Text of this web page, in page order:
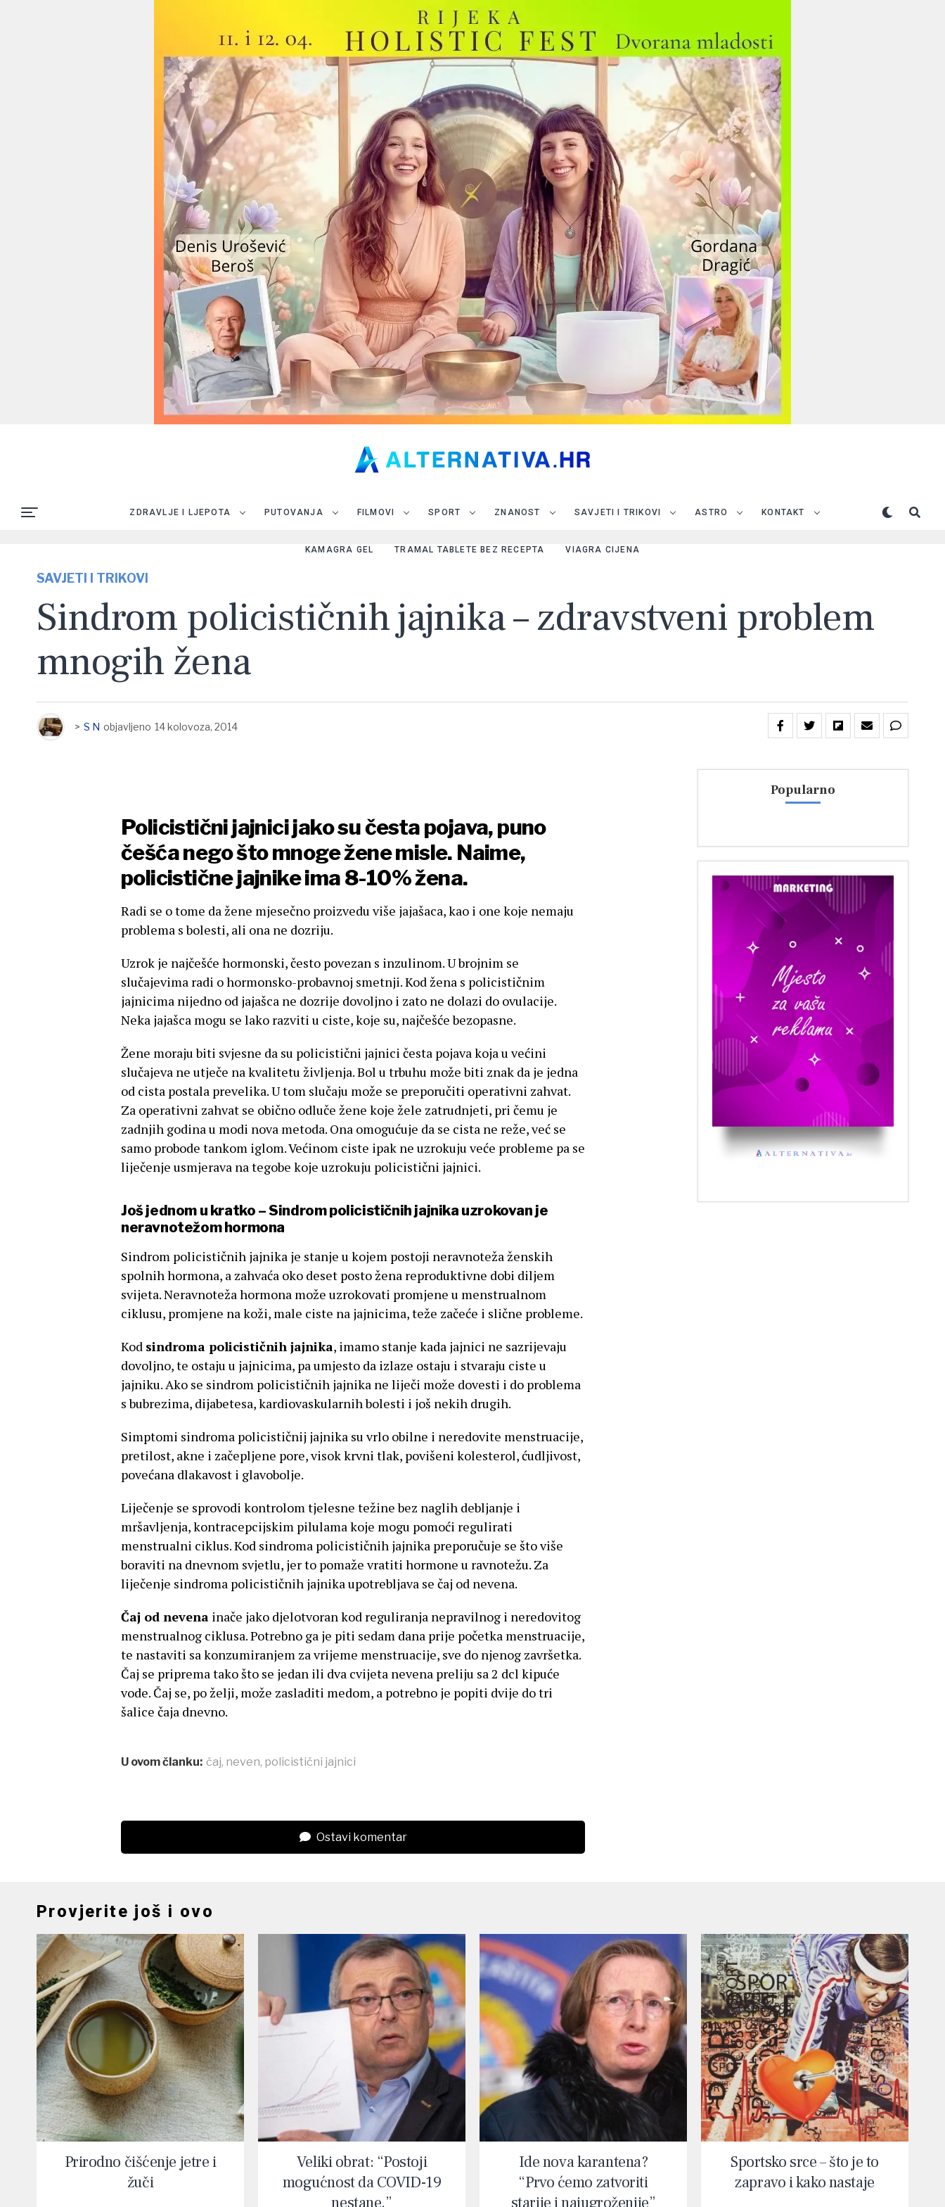
ZDRAVLJE I LJEPOTA PUTOVANJA FILMOVI SPORT ZNANOST SAVJETI I TRIKOVI ASTRO KONTAKT
KAMAGRA GEL TRAMAL TABLETE BEZ RECEPTA VIAGRA CIJENA
SAVJETI I TRIKOVI
Sindrom policističnih jajnika – zdravstveni problem
mnogih žena
> S N objavljeno 14 kolovoza, 2014
Policistični jajnici jako su česta pojava, puno
češća nego što mnoge žene misle. Naime,
policistične jajnike ima 8-10% žena.
Radi se o tome da žene mjesečno proizvedu više jajašaca, kao i one koje nemaju
problema s bolesti, ali ona ne dozriju.
Uzrok je najčešće hormonski, često povezan s inzulinom. U brojnim se
slučajevima radi o hormonsko-probavnoj smetnji. Kod žena s policističnim
jajnicima nijedno od jajašca ne dozrije dovoljno i zato ne dolazi do ovulacije.
Neka jajašca mogu se lako razviti u ciste, koje su, najčešće bezopasne.
Žene moraju biti svjesne da su policistični jajnici česta pojava koja u većini
slučajeva ne utječe na kvalitetu življenja. Bol u trbuhu može biti znak da je jedna
od cista postala prevelika. U tom slučaju može se preporučiti operativni zahvat.
Za operativni zahvat se obično odluče žene koje žele zatrudnjeti, pri čemu je
zadnjih godina u modi nova metoda. Ona omogućuje da se cista ne reže, već se
samo probode tankom iglom. Većinom ciste ipak ne uzrokuju veće probleme pa se
liječenje usmjerava na tegobe koje uzrokuju policistični jajnici.
Još jednom u kratko – Sindrom policističnih jajnika uzrokovan je
neravnotežom hormona
Sindrom policističnih jajnika je stanje u kojem postoji neravnoteža ženskih
spolnih hormona, a zahvaća oko deset posto žena reproduktivne dobi diljem
svijeta. Neravnoteža hormona može uzrokovati promjene u menstrualnom
ciklusu, promjene na koži, male ciste na jajnicima, teže začeće i slične probleme.
Kod sindroma policističnih jajnika, imamo stanje kada jajnici ne sazrijevaju
dovoljno, te ostaju u jajnicima, pa umjesto da izlaze ostaju i stvaraju ciste u
jajniku. Ako se sindrom policističnih jajnika ne liječi može dovesti i do problema
s bubrezima, dijabetesa, kardiovaskularnih bolesti i još nekih drugih.
Simptomi sindroma policističnij jajnika su vrlo obilne i neredovite menstruacije,
pretilost, akne i začepljene pore, visok krvni tlak, povišeni kolesterol, ćudljivost,
povećana dlakavost i glavobolje.
Liječenje se sprovodi kontrolom tjelesne težine bez naglih debljanje i
mršavljenja, kontracepcijskim pilulama koje mogu pomoći regulirati
menstrualni ciklus. Kod sindroma policističnih jajnika preporučuje se što više
boraviti na dnevnom svjetlu, jer to pomaže vratiti hormone u ravnotežu. Za
liječenje sindroma policističnih jajnika upotrebljava se čaj od nevena.
Čaj od nevena inače jako djelotvoran kod reguliranja nepravilnog i neredovitog
menstrualnog ciklusa. Potrebno ga je piti sedam dana prije početka menstruacije,
te nastaviti sa konzumiranjem za vrijeme menstruacije, sve do njenog završetka.
Čaj se priprema tako što se jedan ili dva cvijeta nevena preliju sa 2 dcl kipuće
vode. Čaj se, po želji, može zasladiti medom, a potrebno je popiti dvije do tri
šalice čaja dnevno.
U ovom članku: čaj, neven, policistični jajnici
Ostavi komentar
Popularno
Provjerite još i ovo
Prirodno čišćenje jetre i
žuči
Veliki obrat: “Postoji
mogućnost da COVID-19
nestane.”
Ide nova karantena?
“Prvo ćemo zatvoriti
starije i najugroženije”
Sportsko srce – što je to
zapravo i kako nastaje